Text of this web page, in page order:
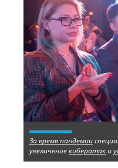
За время пандемии
увеличениекибератаки